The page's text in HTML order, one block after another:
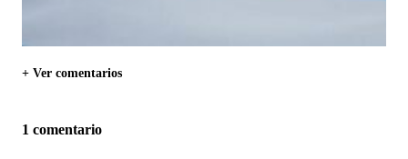
+ Ver comentarios
1 comentario